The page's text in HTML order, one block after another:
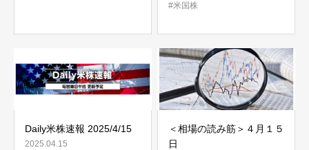
#米国株
Daily米株速報 2025/4/15
2025.04.15
＜相場の読み筋＞４月１５
日